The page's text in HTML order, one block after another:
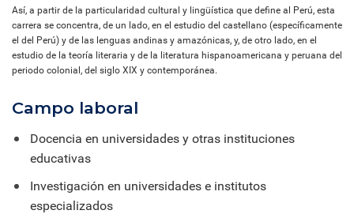
Así, a partir de la particularidad cultural y lingüística que define al Perú, esta
carrera se concentra, de un lado, en el estudio del castellano (específicamente
el del Perú) y de las lenguas andinas y amazónicas, y, de otro lado, en el
estudio de la teoría literaria y de la literatura hispanoamericana y peruana del
periodo colonial, del siglo XIX y contemporánea.
Campo laboral
Docencia en universidades y otras instituciones
educativas
Investigación en universidades e institutos
especializados